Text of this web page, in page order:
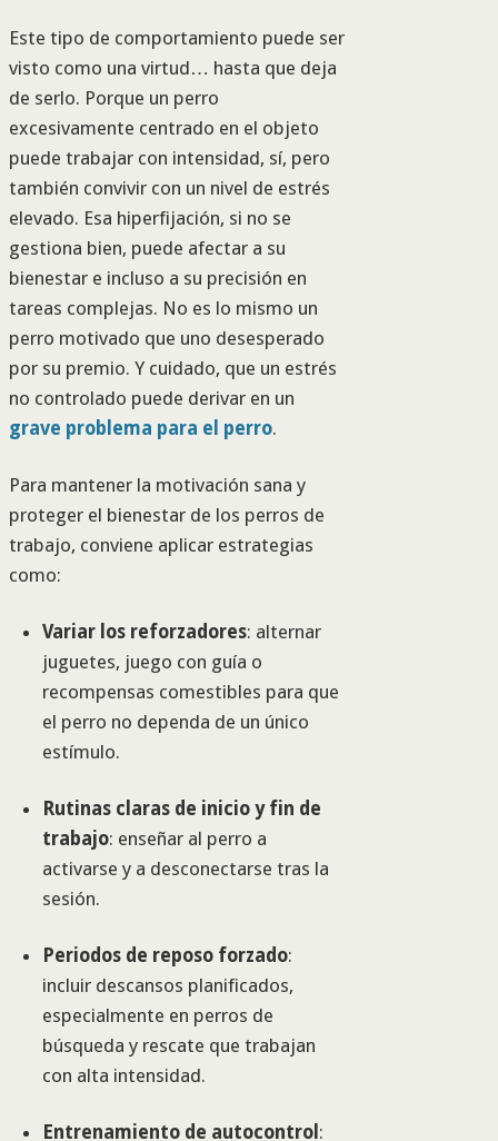
Este tipo de comportamiento puede ser
visto como una virtud… hasta que deja
de serlo. Porque un perro
excesivamente centrado en el objeto
puede trabajar con intensidad, sí, pero
también convivir con un nivel de estrés
elevado. Esa hiperfijación, si no se
gestiona bien, puede afectar a su
bienestar e incluso a su precisión en
tareas complejas. No es lo mismo un
perro motivado que uno desesperado
por su premio. Y cuidado, que un estrés
no controlado puede derivar en un
grave problema para el perro.
Para mantener la motivación sana y
proteger el bienestar de los perros de
trabajo, conviene aplicar estrategias
como:
Variar los reforzadores: alternar
juguetes, juego con guía o
recompensas comestibles para que
el perro no dependa de un único
estímulo.
Rutinas claras de inicio y fin de
trabajo: enseñar al perro a
activarse y a desconectarse tras la
sesión.
Periodos de reposo forzado:
incluir descansos planificados,
especialmente en perros de
búsqueda y rescate que trabajan
con alta intensidad.
Entrenamiento de autocontrol :